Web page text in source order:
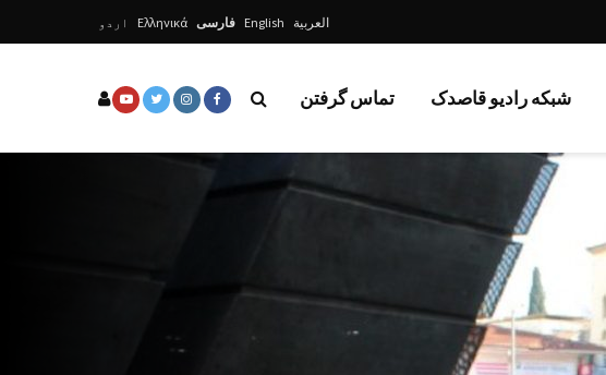
العربية English فارسی Ελληνικά اردو
شبکه رادیو قاصدک تماس گرفتن